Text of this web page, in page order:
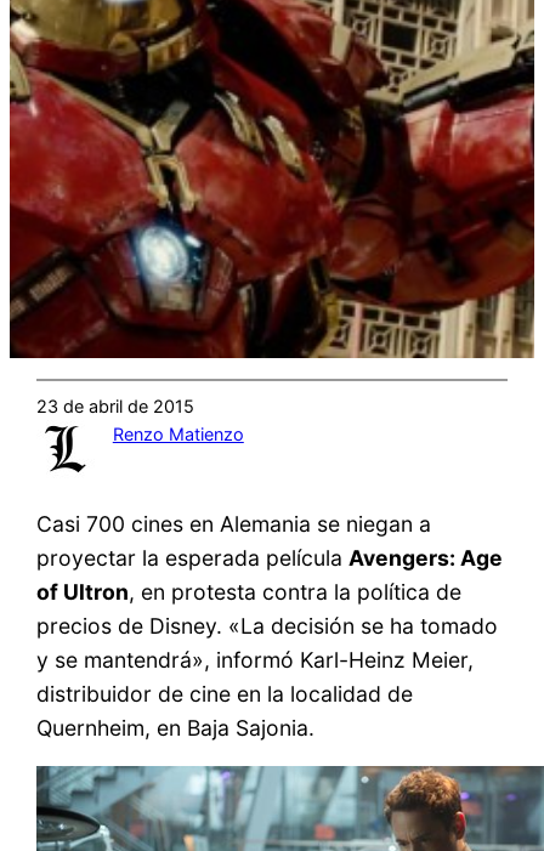
23 de abril de 2015
Renzo Matienzo
Casi 700 cines en Alemania se niegan a
proyectar la esperada película Avengers: Age
of Ultron, en protesta contra la política de
precios de Disney. «La decisión se ha tomado
y se mantendrá», informó Karl-Heinz Meier,
distribuidor de cine en la localidad de
Quernheim, en Baja Sajonia.